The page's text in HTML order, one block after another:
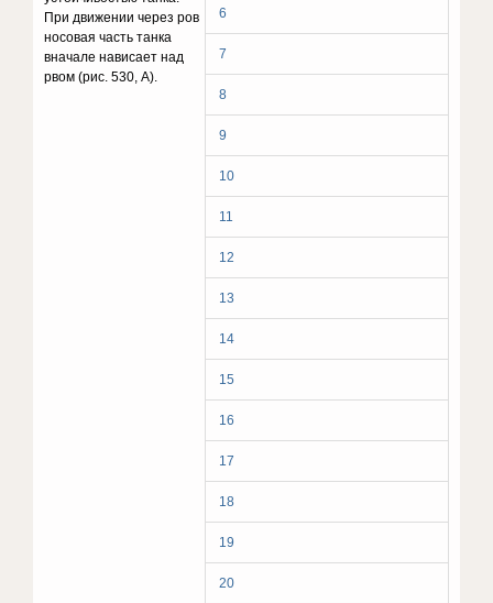
6
7
8
9
10
11
12
13
14
15
16
17
18
19
20
При движении через ров
носовая часть танка
вначале нависает над
рвом (рис. 530, А).